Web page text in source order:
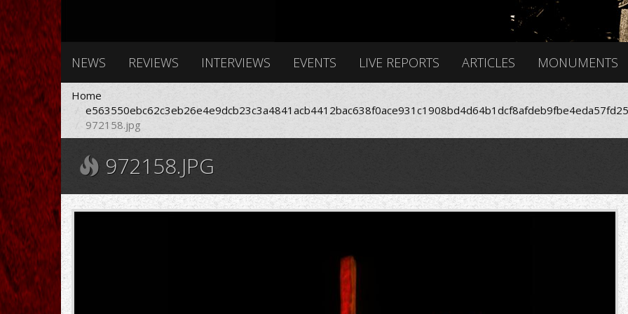
NEWS REVIEWS INTERVIEWS EVENTS LIVE REPORTS ARTICLES MONUMENTS
Home
972158.jpg
972158.JPG